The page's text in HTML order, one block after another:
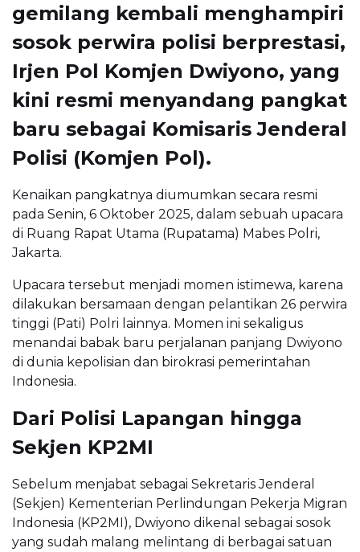
gemilang kembali menghampiri
sosok perwira polisi berprestasi,
Irjen Pol Komjen Dwiyono, yang
kini resmi menyandang pangkat
baru sebagai Komisaris Jenderal
Polisi (Komjen Pol).
Kenaikan pangkatnya diumumkan secara resmi
pada Senin, 6 Oktober 2025, dalam sebuah upacara
di Ruang Rapat Utama (Rupatama) Mabes Polri,
Jakarta.
Upacara tersebut menjadi momen istimewa, karena
dilakukan bersamaan dengan pelantikan 26 perwira
tinggi (Pati) Polri lainnya. Momen ini sekaligus
menandai babak baru perjalanan panjang Dwiyono
di dunia kepolisian dan birokrasi pemerintahan
Indonesia.
Dari Polisi Lapangan hingga
Sekjen KP2MI
Sebelum menjabat sebagai Sekretaris Jenderal
(Sekjen) Kementerian Perlindungan Pekerja Migran
Indonesia (KP2MI), Dwiyono dikenal sebagai sosok
yang sudah malang melintang di berbagai satuan